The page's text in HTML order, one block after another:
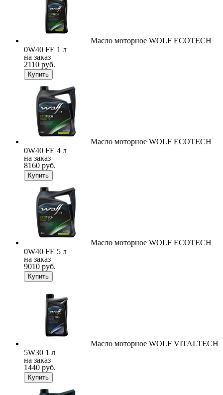
Масло моторное WOLF ECOTECH
0W40 FE 1 л
на заказ
2110 руб.
Купить
Масло моторное WOLF ECOTECH
0W40 FE 4 л
на заказ
8160 руб.
Купить
Масло моторное WOLF ECOTECH
0W40 FE 5 л
на заказ
9010 руб.
Купить
Масло моторное WOLF VITALTECH
5W30 1 л
на заказ
1440 руб.
Купить